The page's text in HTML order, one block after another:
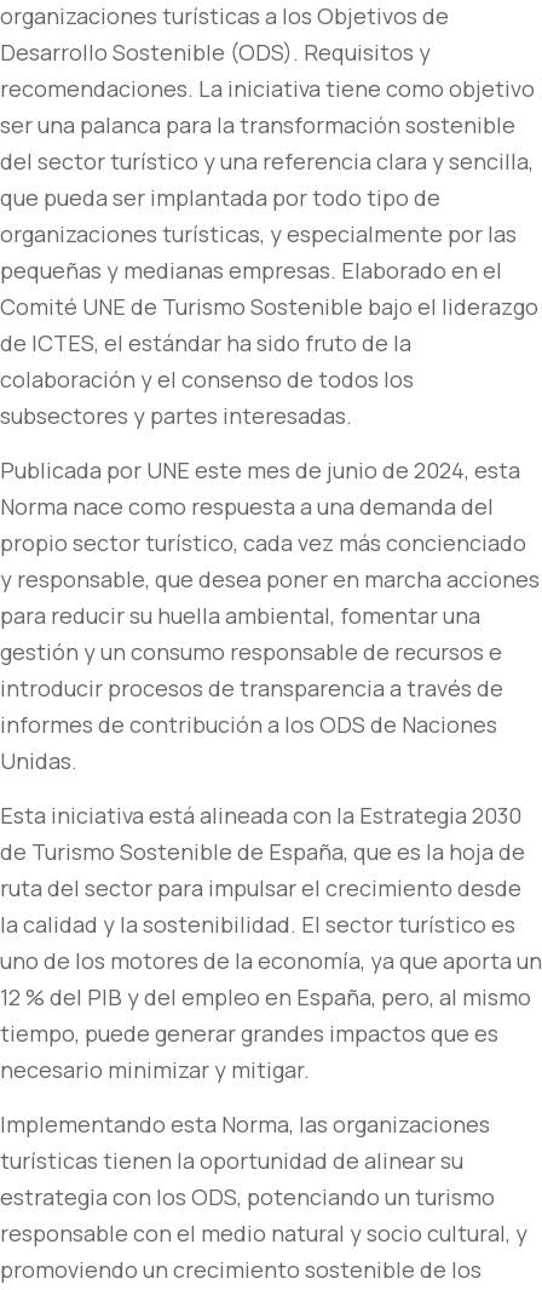
organizaciones turísticas a los Objetivos de
Desarrollo Sostenible (ODS). Requisitos y
recomendaciones. La iniciativa tiene como objetivo
ser una palanca para la transformación sostenible
del sector turístico y una referencia clara y sencilla,
que pueda ser implantada por todo tipo de
organizaciones turísticas, y especialmente por las
pequeñas y medianas empresas. Elaborado en el
Comité UNE de Turismo Sostenible bajo el liderazgo
de ICTES, el estándar ha sido fruto de la
colaboración y el consenso de todos los
subsectores y partes interesadas.
Publicada por UNE este mes de junio de 2024, esta
Norma nace como respuesta a una demanda del
propio sector turístico, cada vez más concienciado
y responsable, que desea poner en marcha acciones
para reducir su huella ambiental, fomentar una
gestión y un consumo responsable de recursos e
introducir procesos de transparencia a través de
informes de contribución a los ODS de Naciones
Unidas.
Esta iniciativa está alineada con la Estrategia 2030
de Turismo Sostenible de España, que es la hoja de
ruta del sector para impulsar el crecimiento desde
la calidad y la sostenibilidad. El sector turístico es
uno de los motores de la economía, ya que aporta un
12 % del PIB y del empleo en España, pero, al mismo
tiempo, puede generar grandes impactos que es
necesario minimizar y mitigar.
Implementando esta Norma, las organizaciones
turísticas tienen la oportunidad de alinear su
estrategia con los ODS, potenciando un turismo
responsable con el medio natural y socio cultural, y
promoviendo un crecimiento sostenible de los